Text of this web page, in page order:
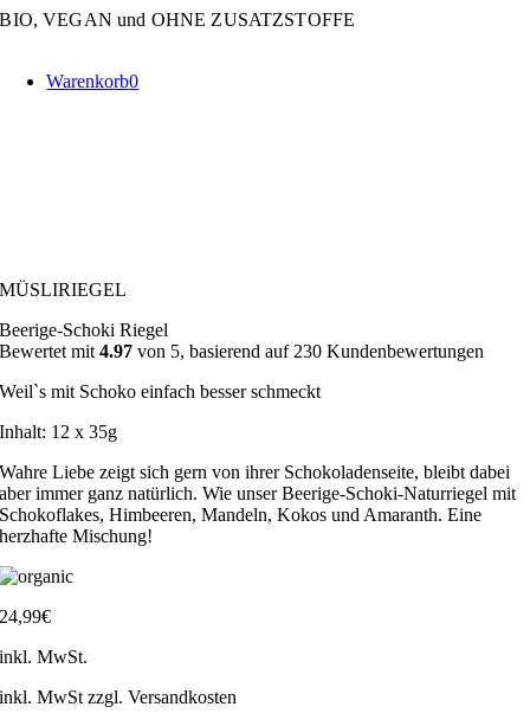
Zum
BIO, VEGAN und OHNE ZUSATZSTOFFE
Warenkorb0
MÜSLIRIEGEL
Beerige-Schoki Riegel
Bewertet mit4.97 von 5, basierend auf 230 Kundenbewertungen
Weil`s mit Schoko einfach besser schmeckt
Inhalt: 12 x 35g
Wahre Liebe zeigt sich gern von ihrer Schokoladenseite, bleibt dabei
aber immer ganz natürlich. Wie unser Beerige-Schoki-Naturriegel mit
Schokoflakes, Himbeeren, Mandeln, Kokos und Amaranth. Eine
herzhafte Mischung!
24,99€
inkl. MwSt.
inkl. MwSt zzgl. Versandkosten